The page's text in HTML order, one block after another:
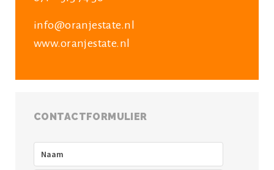
info@oranjestate.nl
www.oranjestate.nl
CONTACTFORMULIER